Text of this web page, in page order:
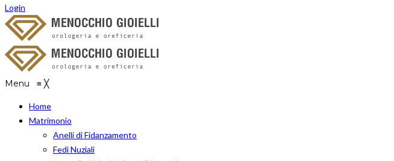
Login
Menu ≡ ╳
Home
Matrimonio
Anelli di Fidanzamento
Fedi Nuziali